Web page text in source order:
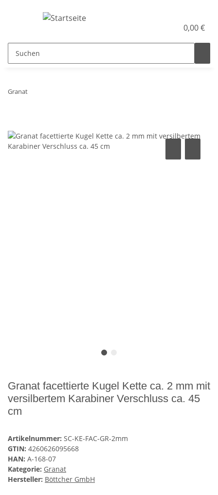
0,00 €
Granat
Granat facettierte Kugel Kette ca. 2 mm mit
versilbertem Karabiner Verschluss ca. 45
cm
Artikelnummer: SC-KE-FAC-GR-2mm
GTIN: 4260626095668
HAN: A-168-07
Kategorie: Granat
Hersteller: Böttcher GmbH